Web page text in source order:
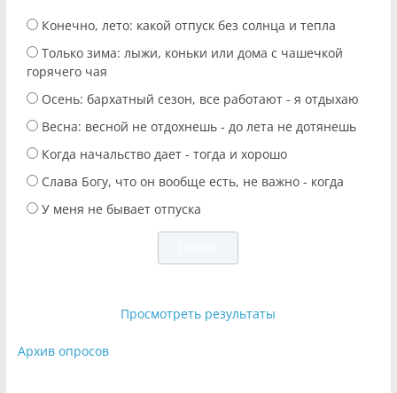
Конечно, лето: какой отпуск без солнца и тепла
Только зима: лыжи, коньки или дома с чашечкой
горячего чая
Осень: бархатный сезон, все работают - я отдыхаю
Весна: весной не отдохнешь - до лета не дотянешь
Когда начальство дает - тогда и хорошо
Слава Богу, что он вообще есть, не важно - когда
У меня не бывает отпуска
Просмотреть результаты
Архив опросов